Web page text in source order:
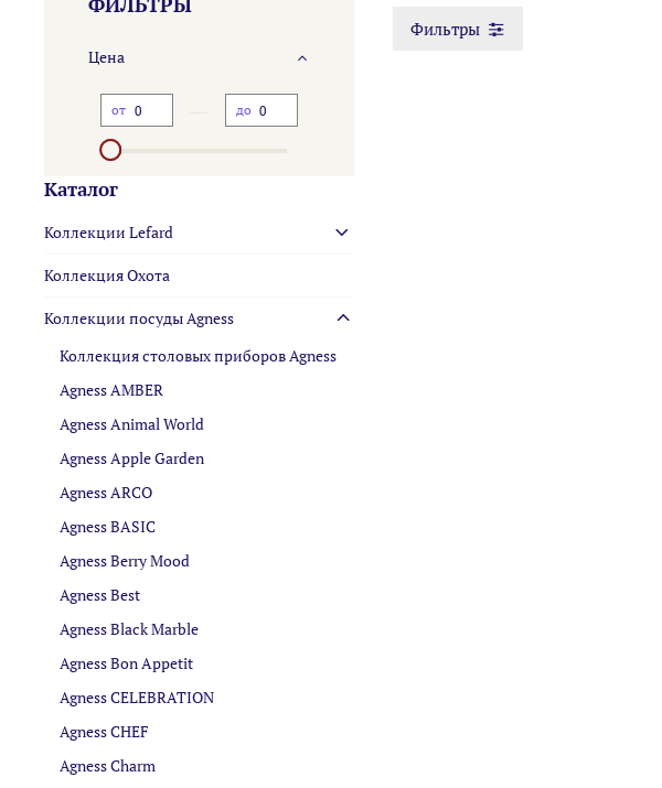
Фильтры
Цена
от до
Каталог
Коллекции Lefard
Коллекция Охота
Коллекции посуды Agness
Коллекция столовых приборов Agness
Agness AMBER
Agness Animal World
Agness Apple Garden
Agness ARCO
Agness BASIC
Agness Berry Mood
Agness Best
Agness Black Marble
Agness Bon Appetit
Agness CELEBRATION
Agness CHEF
Agness Charm